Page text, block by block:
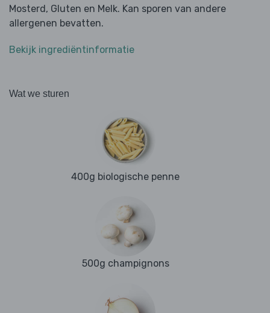
Mosterd, Gluten en Melk. Kan sporen van andere
allergenen bevatten.
Bekijk ingrediëntinformatie
Wat we sturen
400g biologische penne
500g champignons